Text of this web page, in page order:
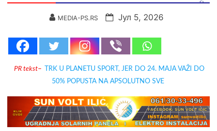
MEDIA-PS.RS Јул 5, 2026
PR tekst–
TRK U PLANETU SPORT, JER DO 24. MAJA VAŽI DO
50% POPUSTA NA APSOLUTNO SVE